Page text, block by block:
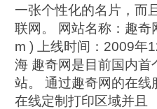
一张个性化的名片，而
联网。 网站名称：趣
m ) 上线时间：2009年
海 趣奇网是目前国内
站。 通过趣奇网的在
在线定制打印区域并且